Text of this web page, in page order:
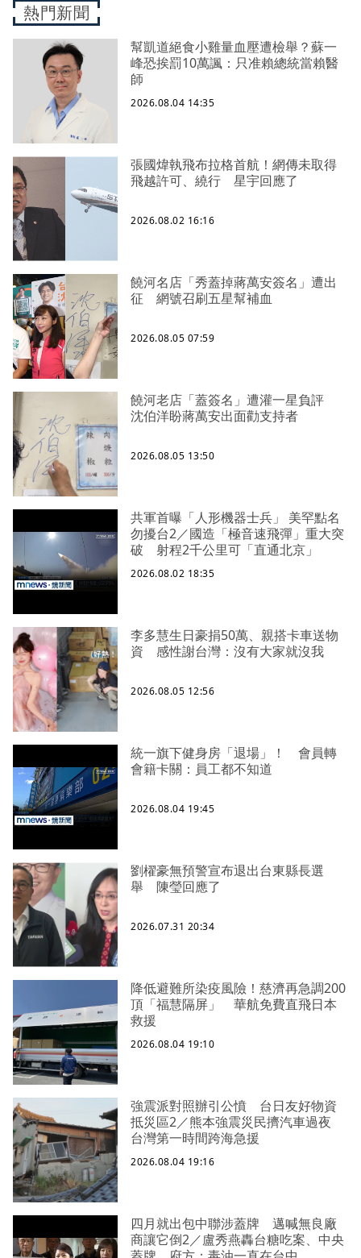
熱門新聞
幫凱道絕食小雞量血壓遭檢舉？蘇一
峰恐挨罰10萬諷：只准賴總統當賴醫
師
2026.08.04 14:35
張國煒執飛布拉格首航！網傳未取得
飛越許可、繞行 星宇回應了
2026.08.02 16:16
饒河名店「秀蓋掉蔣萬安簽名」遭出
征 網號召刷五星幫補血
2026.08.05 07:59
饒河老店「蓋簽名」遭灌一星負評
沈伯洋盼蔣萬安出面勸支持者
2026.08.05 13:50
共軍首曝「人形機器士兵」 美罕點名
勿擾台2／國造「極音速飛彈」重大突
破 射程2千公里可「直通北京」
2026.08.02 18:35
李多慧生日豪捐50萬、親搭卡車送物
資 感性謝台灣：沒有大家就沒我
2026.08.05 12:56
統一旗下健身房「退場」！ 會員轉
會籍卡關：員工都不知道
2026.08.04 19:45
劉櫂豪無預警宣布退出台東縣長選
舉 陳瑩回應了
2026.07.31 20:34
降低避難所染疫風險！慈濟再急調200
頂「福慧隔屏」 華航免費直飛日本
救援
2026.08.04 19:10
強震派對照辦引公憤 台日友好物資
抵災區2／熊本強震災民擠汽車過夜
台灣第一時間跨海急援
2026.08.04 19:16
四月就出包中聯涉蓋牌 邁喊無良廠
商讓它倒2／盧秀燕轟台糖吃案、中央